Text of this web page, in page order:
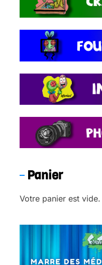
Panier
Votre panier est vide.